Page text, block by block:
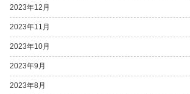
2023年12月
2023年11月
2023年10月
2023年9月
2023年8月